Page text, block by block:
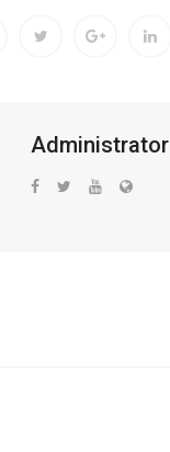
Administrator